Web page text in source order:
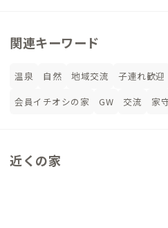
関連キーワード
温泉 自然 地域交流 子連れ歓迎
会員イチオシの家
GW 交流 家
近くの家